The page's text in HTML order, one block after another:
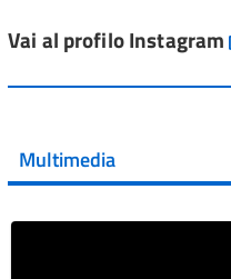
Vai al post →
Vai al post →
Vai al profilo Instagram
Multimedia